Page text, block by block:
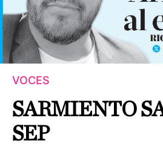
VOCES
SARMIENTO
SEP